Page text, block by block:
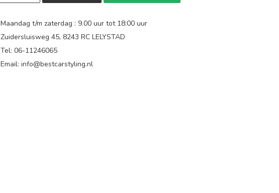
Maandag t/m zaterdag : 9.00 uur tot 18:00 uur
Zuidersluisweg 45, 8243 RC LELYSTAD
Tel: 06-11246065
Email:info@bestcarstyling.nl